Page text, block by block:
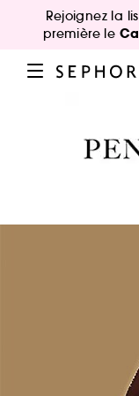
Rejoignez la
première le